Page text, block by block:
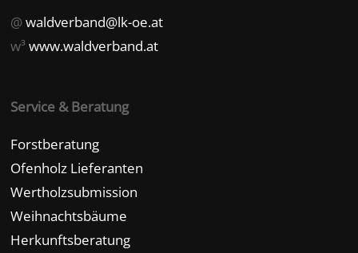
@waldverband@lk-oe.at
w³www.waldverband.at
Service & Beratung
Forstberatung
Ofenholz Lieferanten
Wertholzsubmission
Weihnachtsbäume
Herkunftsberatung